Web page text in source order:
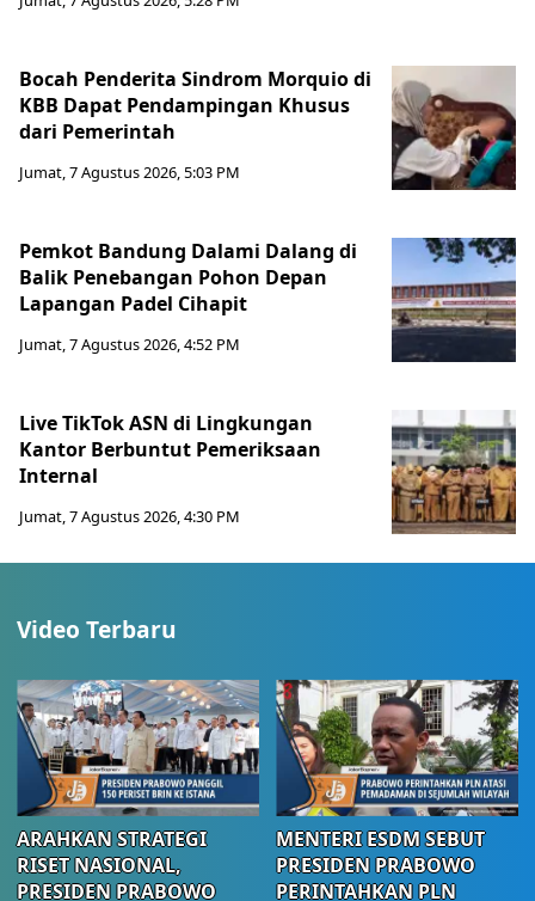
Bocah Penderita Sindrom Morquio di
KBB Dapat Pendampingan Khusus
dari Pemerintah
Jumat, 7 Agustus 2026, 5:03 PM
Pemkot Bandung Dalami Dalang di
Balik Penebangan Pohon Depan
Lapangan Padel Cihapit
Jumat, 7 Agustus 2026, 4:52 PM
Live TikTok ASN di Lingkungan
Kantor Berbuntut Pemeriksaan
Internal
Jumat, 7 Agustus 2026, 4:30 PM
Video Terbaru
ARAHKAN STRATEGI
RISET NASIONAL,
PRESIDEN PRABOWO
MENTERI ESDM SEBUT
PRESIDEN PRABOWO
PERINTAHKAN PLN